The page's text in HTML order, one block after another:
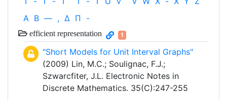
Α Β — , Δ Π -
efficient representation 1
"Short Models for Unit Interval Graphs"
(2009) Lin, M.C.; Soulignac, F.J.;
Szwarcfiter, J.L. Electronic Notes in
Discrete Mathematics. 35(C):247-255